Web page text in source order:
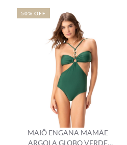
MAIÔ ENGANA MAMÃE
ARGOLA GLOBO VERDE
50% OFF